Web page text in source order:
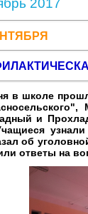
в школе
и
об
ответы на